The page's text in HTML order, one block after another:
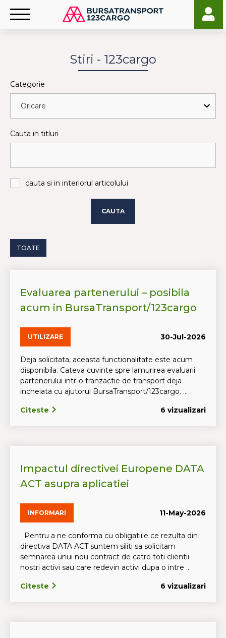
Stiri - 123cargo
Categorie
Cauta in titluri
cauta si in interiorul articolului
CAUTA
TOATE
Evaluarea partenerului – posibila
acum in BursaTransport/123cargo
UTILIZARE 30-Jul-2026
Deja solicitata, aceasta functionalitate este acum
disponibila. Cateva cuvinte spre lamurirea evaluarii
partenerului intr-o tranzactie de transport deja
incheiata cu ajutorul BursaTransport/123cargo. ...
Citeste 6 vizualizari
Impactul directivei Europene DATA
ACT asupra aplicatiei
INFORMARI 11-May-2026
Pentru a ne conforma cu obligatiile ce rezulta din
directiva DATA ACT suntem siliti sa solicitam
semnarea unui nou contract de catre toti clientii
nostri activi sau care redevin activi dupa o intre ...
Citeste 6 vizualizari